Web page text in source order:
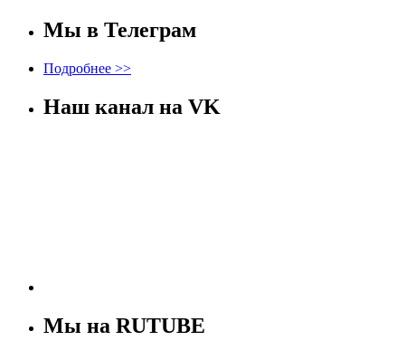
Мы в Телеграм
Подробнее >>
Наш канал на VK
Мы на RUTUBE